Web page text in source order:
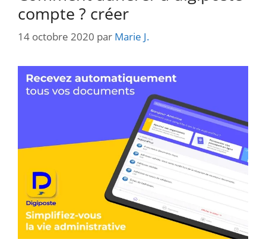
compte ? créer
14 octobre 2020 par Marie J.